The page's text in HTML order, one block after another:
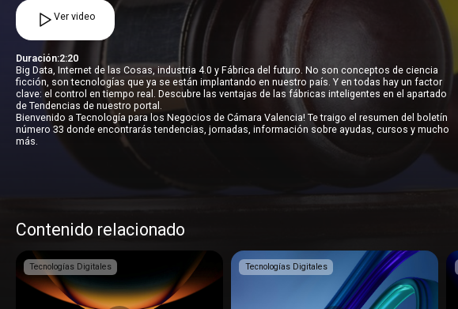
Ver video
Duración:2:20
Big Data, Internet de las Cosas, industria 4.0 y Fábrica del futuro. No son conceptos de ciencia
ficción, son tecnologías que ya se están implantando en nuestro país. Y en todas hay un factor
clave: el control en tiempo real. Descubre las ventajas de las fábricas inteligentes en el apartado
de Tendencias de nuestro portal.
Bienvenido a Tecnología para los Negocios de Cámara Valencia! Te traigo el resumen del boletín
número 33 donde encontrarás tendencias, jornadas, información sobre ayudas, cursos y mucho
más.
Contenido relacionado
Tecnologías Digitales Tecnologías Digitales